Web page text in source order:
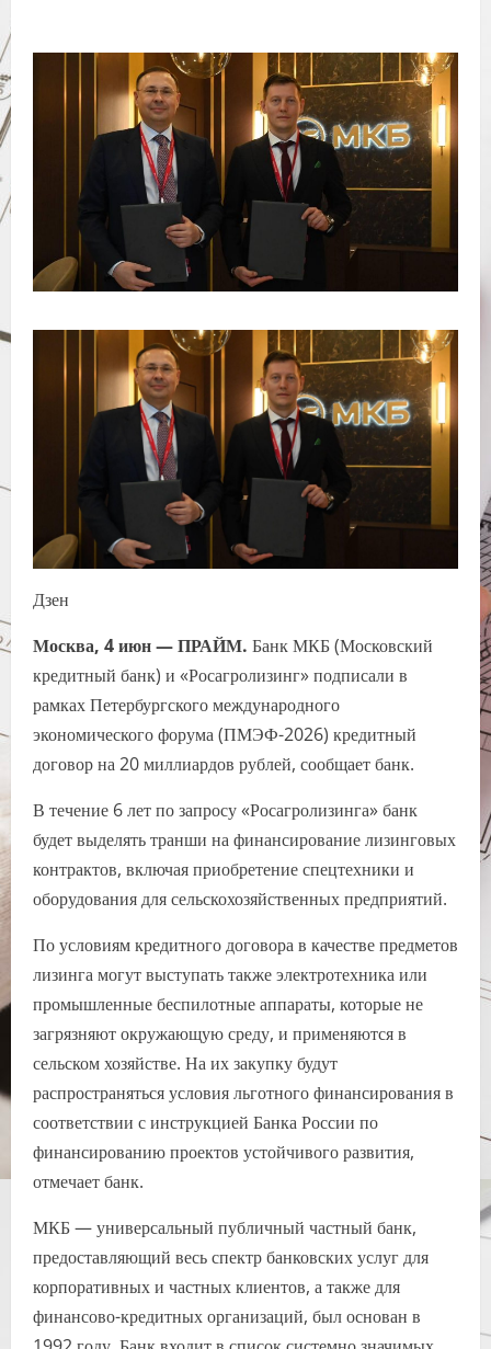
Дзен
Москва, 4 июн — ПРАЙМ. Банк МКБ (Московский
кредитный банк) и «Росагролизинг» подписали в
рамках Петербургского международного
экономического форума (ПМЭФ-2026) кредитный
договор на 20 миллиардов рублей, сообщает банк.
В течение 6 лет по запросу «Росагролизинга» банк
будет выделять транши на финансирование лизинговых
контрактов, включая приобретение спецтехники и
оборудования для сельскохозяйственных предприятий.
По условиям кредитного договора в качестве предметов
лизинга могут выступать также электротехника или
промышленные беспилотные аппараты, которые не
загрязняют окружающую среду, и применяются в
сельском хозяйстве. На их закупку будут
распространяться условия льготного финансирования в
соответствии с инструкцией Банка России по
финансированию проектов устойчивого развития,
отмечает банк.
МКБ — универсальный публичный частный банк,
предоставляющий весь спектр банковских услуг для
корпоративных и частных клиентов, а также для
финансово-кредитных организаций, был основан в